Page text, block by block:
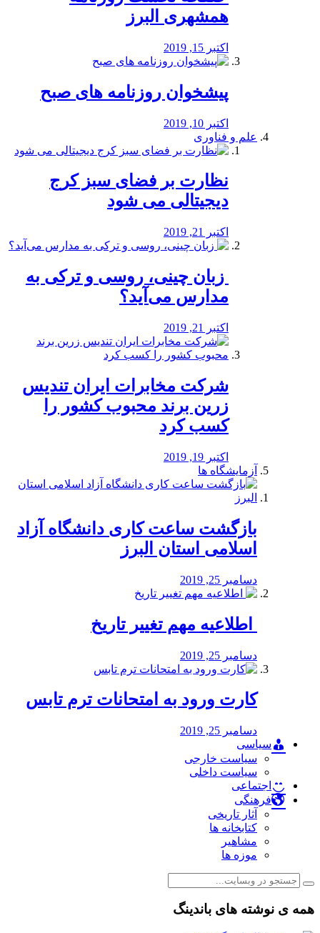
همشهری البرز
اکتبر 15, 2019
پیشخوان روزنامه های صبح
اکتبر 10, 2019
علم و فناوری
نظارت بر فضای سبز کرج
دیجیتالی می شود
اکتبر 21, 2019
️ زبان چینی، روسی و ترکی به
مدارس می‌آید؟
اکتبر 21, 2019
شرکت مخابرات ایران تندیس
زرین برند محبوب کشور را
کسب کرد
اکتبر 19, 2019
آزمایشگاه ها
بازگشت ساعت کاری دانشگاه آزاد
اسلامی استان البرز
دسامبر 25, 2019
️ اطلاعیه مهم تغییر تاریخ
دسامبر 25, 2019
کارت ورود به امتحانات ترم تابس
دسامبر 25, 2019
سیاسی
سیاست خارجی
سیاست داخلی
اجتماعی
فرهنگی
آثار تاریخی
کتابخانه ها
مشاهیر
موزه ها
همه ی نوشته های باندینگ